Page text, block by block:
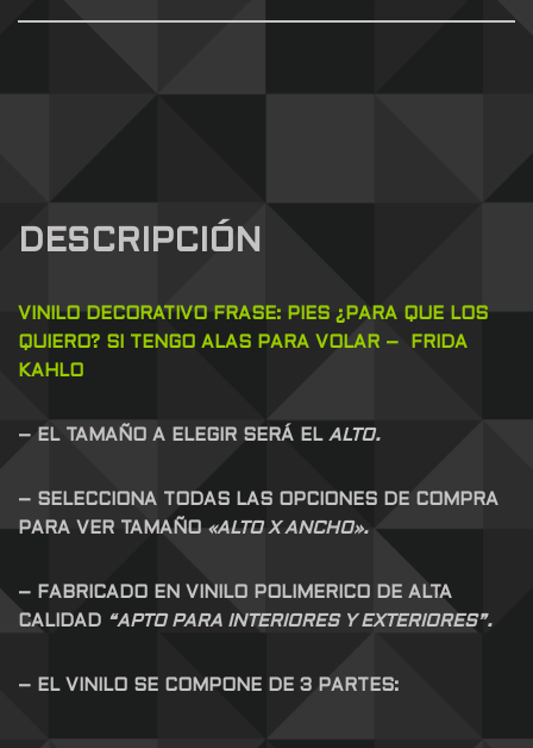
DESCRIPCIÓN
VINILO DECORATIVO FRASE: PIES ¿PARA QUE LOS
QUIERO? SI TENGO ALAS PARA VOLAR – FRIDA
KAHLO
– EL TAMAÑO A ELEGIR SERÁ EL ALTO.
– SELECCIONA TODAS LAS OPCIONES DE COMPRA
PARA VER TAMAÑO«ALTO X ANCHO».
– FABRICADO EN VINILO POLIMERICO DE ALTA
CALIDAD “APTO PARA INTERIORES Y EXTERIORES”.
– EL VINILO SE COMPONE DE 3 PARTES: